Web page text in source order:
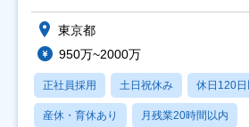
東京都
950万~2000万
正社員採用 土日祝休み 休日120日
産休・育休あり 月残業20時間以内